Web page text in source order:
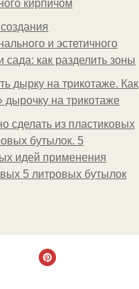
кирпичом
и эстетичного
сада: как разделить зоны
дырку на трикотаже. Как
дырочку на трикотаже
сделать из пластиковых
бутылок. 5
идей применения
5 литровых бутылок